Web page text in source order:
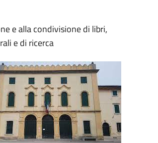
e alla condivisione di libri,
e di ricerca